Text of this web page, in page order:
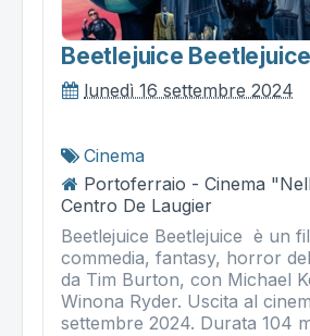
Beetlejuice Beetlejuice
lunedì 16 settembre 2024
Cinema
Portoferraio - Cinema
Centro De Laugier
Beetlejuice Beetlejuice è un
commedia, fantasy, horror
da Tim Burton, con Michael
Winona Ryder. Uscita al
settembre 2024. Durata 104